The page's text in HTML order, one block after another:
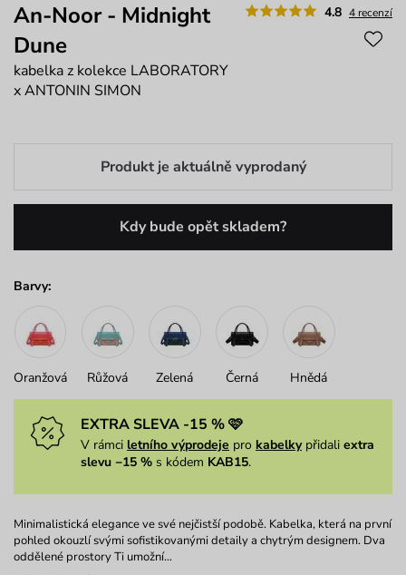
4.8 4 recenzí
An-Noor - Midnight
Dune
kabelka z kolekce LABORATORY
x ANTONIN SIMON
Produkt je aktuálně vyprodaný
Kdy bude opět skladem?
Barvy:
Oranžová Růžová Zelená Černá Hnědá
EXTRA SLEVA -15 % 🩷
V rámci letního výprodeje pro kabelkypřidali extra
slevu −15 % s kódem KAB15.
Minimalistická elegance ve své nejčistší podobě. Kabelka, která na první
pohled okouzlí svými sofistikovanými detaily a chytrým designem. Dva
oddělené prostory Ti umožní…